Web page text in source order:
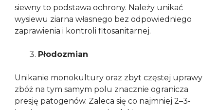
siewny to podstawa ochrony. Należy unikać
wysiewu ziarna własnego bez odpowiedniego
zaprawienia i kontroli fitosanitarnej.
Płodozmian
Unikanie monokultury oraz zbyt częstej uprawy
zbóż na tym samym polu znacznie ogranicza
presję patogenów. Zaleca się co najmniej 2–3-